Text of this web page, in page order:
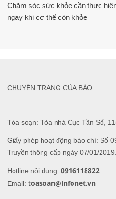
Chăm sóc sức khỏe cần thực
ngay khi cơ thể còn khỏe
Tòa soạn: Tòa nhà Cục Tần Số,
Giấy phép hoạt động báo chí: Số
Truyền thông cấp ngày 07/01/2019.
Hotline nội dung: 0916118822
Email: toasoan@infonet.vn
CHUYÊN TRANG CỦA BÁO